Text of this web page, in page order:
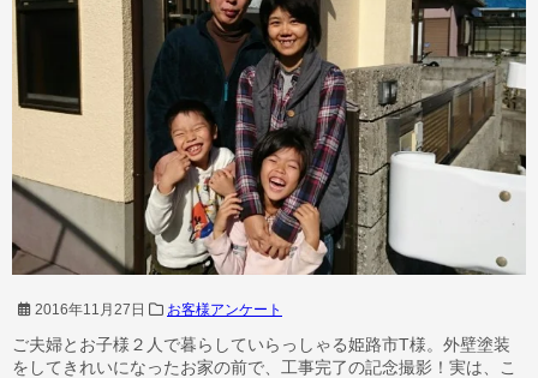
2016年11月27日 お客様アンケート
ご夫婦とお子様２人で暮らしていらっしゃる姫路市T様。外壁塗装
をしてきれいになったお家の前で、工事完了の記念撮影！実は、こ